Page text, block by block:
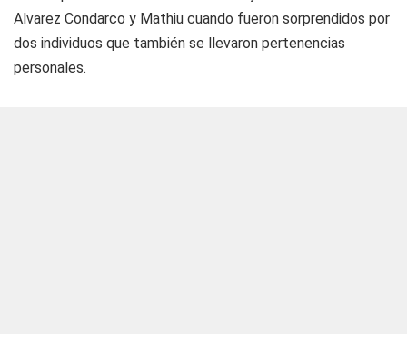
Alvarez Condarco y Mathiu cuando fueron sorprendidos por
dos individuos que también se llevaron pertenencias
personales.